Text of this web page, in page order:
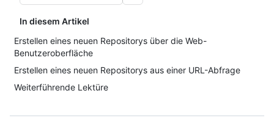
In diesem Artikel
Erstellen eines neuen Repositorys über die Web-
Benutzeroberfläche
Erstellen eines neuen Repositorys aus einer URL-Abfrage
Weiterführende Lektüre